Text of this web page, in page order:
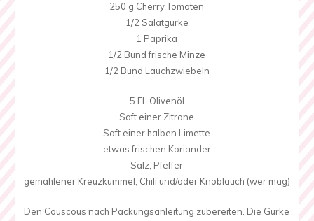
250 g Cherry Tomaten
1/2 Salatgurke
1 Paprika
1/2 Bund frische Minze
1/2 Bund Lauchzwiebeln
5 EL Olivenöl
Saft einer Zitrone
Saft einer halben Limette
etwas frischen Koriander
Salz, Pfeffer
gemahlener Kreuzkümmel, Chili und/oder Knoblauch (wer mag)
Den Couscous nach Packungsanleitung zubereiten. Die Gurke